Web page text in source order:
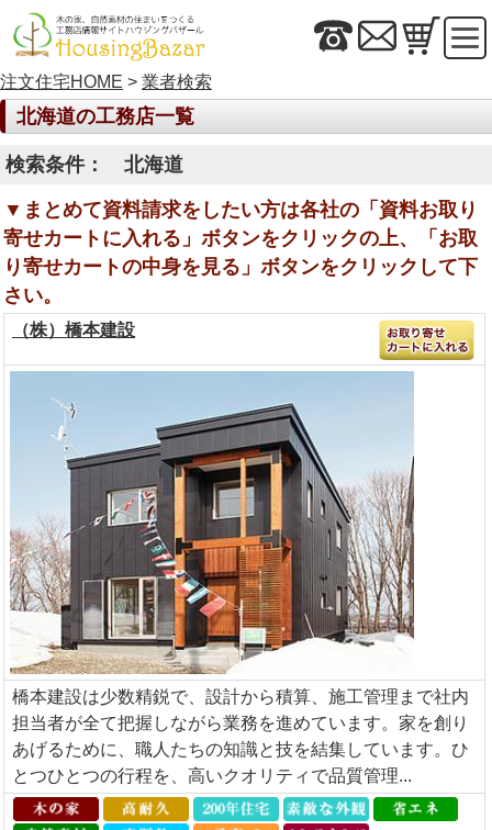
注文住宅HOME > 業者検索
北海道の工務店一覧
検索条件： 北海道
▼まとめて資料請求をしたい方は各社の「資料お取り
寄せカートに入れる」ボタンをクリックの上、「お取
り寄せカートの中身を見る」ボタンをクリックして下
さい。
（株）橋本建設
橋本建設は少数精鋭で、設計から積算、施工管理まで社内
担当者が全て把握しながら業務を進めています。家を創り
あげるために、職人たちの知識と技を結集しています。ひ
とつひとつの行程を、高いクオリティで品質管理...